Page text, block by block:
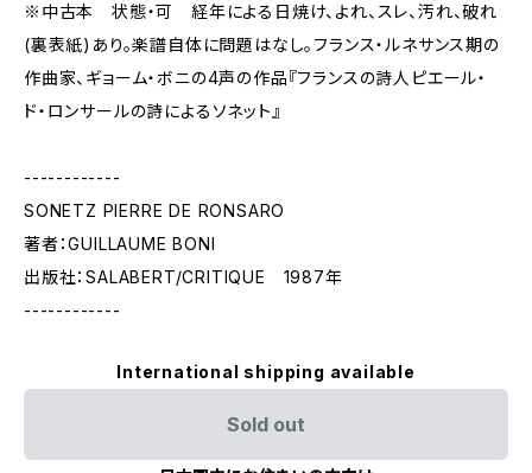
※中古本 状態・可 経年による日焼け、よれ、スレ、汚れ、破れ
(裏表紙)あり。楽譜自体に問題はなし。フランス・ルネサンス期の
作曲家、ギョーム・ボニの4声の作品『フランスの詩人ピエール・
ド・ロンサールの詩によるソネット』
------------
SONETZ PIERRE DE RONSARO
著者：GUILLAUME BONI
出版社：SALABERT/CRITIQUE 1987年
------------
International shipping available
Sold out